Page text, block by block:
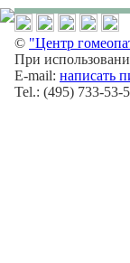
© "Центр
При
E-mail: написать
Tel.: (495) 733-53-